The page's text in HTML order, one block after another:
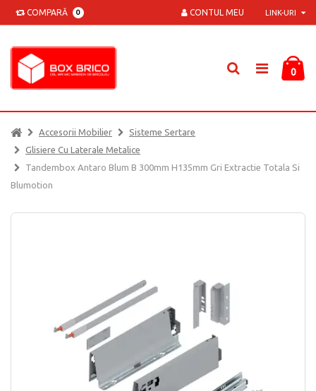
COMPARĂ 0 LINK-URI
CONTUL MEU
0
Accesorii Mobilier
Sisteme Sertare
Glisiere Cu Laterale Metalice
Tandembox Antaro Blum B 300mm H135mm Gri Extractie Totala Si
Blumotion